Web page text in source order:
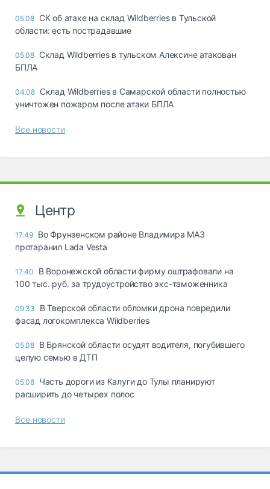
05.08 СК об атаке на склад Wildberries в Тульской
области: есть пострадавшие
05.08 Склад Wildberries в тульском Алексине атакован
БПЛА
04.08 Склад Wildberries в Самарской области полностью
уничтожен пожаром после атаки БПЛА
Все новости
Центр
17:49 Во Фрунзенском районе Владимира МАЗ
протаранил Lada Vesta
17:40
В Воронежской области фирму оштрафовали на
100 тыс. руб. за трудоустройство экс-таможенника
09:33
В Тверской области обломки дрона повредили
фасад логокомплекса Wildberries
05.08 В Брянской области осудят водителя, погубившего
целую семью в ДТП
05.08 Часть дороги из Калуги до Тулы планируют
расширить до четырех полос
Все новости